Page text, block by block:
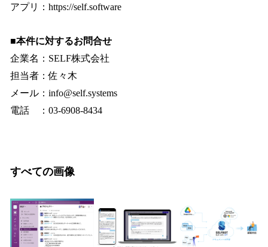
アプリ：https://self.software
■本件に対するお問合せ
企業名：SELF株式会社
担当者：佐々木
メール：info@self.systems
電話 ：03-6908-8434
すべての画像